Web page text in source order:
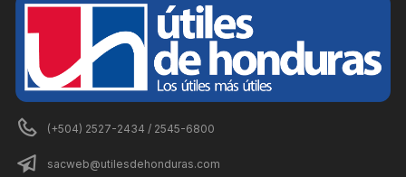
(+504) 2527-2434 / 2545-6800
sacweb@utilesdehonduras.com